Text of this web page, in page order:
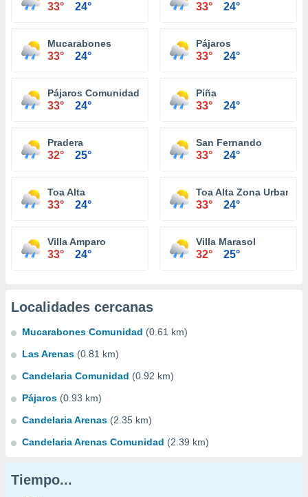
33° 24° 33° 24°
Mucarabones
33° 24°
Pájaros
33° 24°
Pájaros Comunidad
33° 24°
Piña
33° 24°
Pradera
32° 25°
San Fernando
33° 24°
Toa Alta
33° 24°
Toa Alta Zona Urbana
33° 24°
Villa Amparo
33° 24°
Villa Marasol
32° 25°
Localidades cercanas
Mucarabones Comunidad (0.61 km)
Las Arenas (0.81 km)
Candelaria Comunidad (0.92 km)
Pájaros (0.93 km)
Candelaria Arenas (2.35 km)
Candelaria Arenas Comunidad (2.39 km)
Tiempo...